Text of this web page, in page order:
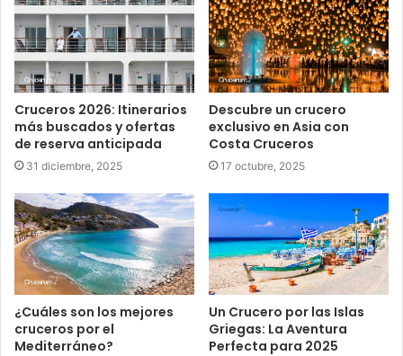
Cruceros 2026: Itinerarios
más buscados y ofertas
de reserva anticipada
31 diciembre, 2025
Descubre un crucero
exclusivo en Asia con
Costa Cruceros
17 octubre, 2025
¿Cuáles son los mejores
cruceros por el
Mediterráneo?
Un Crucero por las Islas
Griegas: La Aventura
Perfecta para 2025